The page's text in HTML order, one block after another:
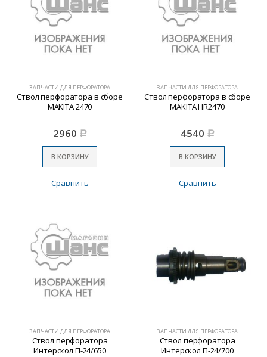
ЗАПЧАСТИ ДЛЯ ПЕРФОРАТОРА
Ствол перфоратора в сборе
MAKITA 2470
2960 Р
В КОРЗИНУ
Сравнить
ЗАПЧАСТИ ДЛЯ ПЕРФОРАТОРА
Ствол перфоратора в сборе
MAKITA HR2470
4540 Р
В КОРЗИНУ
Сравнить
ЗАПЧАСТИ ДЛЯ ПЕРФОРАТОРА
Ствол перфоратора
Интерскол П-24/650
ЗАПЧАСТИ ДЛЯ ПЕРФОРАТОРА
Ствол перфоратора
Интерскол П-24/700